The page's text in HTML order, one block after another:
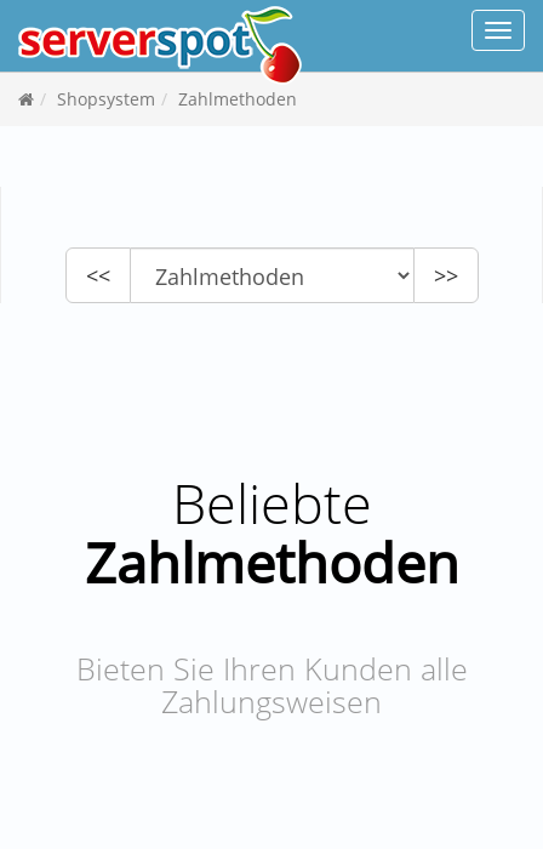
Shopsystem Zahlmethoden
<< >>
Beliebte
Zahlmethoden
Bieten Sie Ihren Kunden alle
Zahlungsweisen